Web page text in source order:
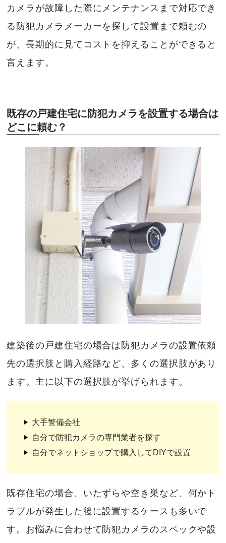
カメラが故障した際にメンテナンスまで対応でき
る防犯カメラメーカーを探して設置まで頼むの
が、長期的に見てコストを抑えることができると
言えます。
既存の戸建住宅に防犯カメラを設置する場合は
どこに頼む？
建築後の戸建住宅の場合は防犯カメラの設置依頼
先の選択肢と購入経路など、多くの選択肢があり
ます。主に以下の選択肢が挙げられます。
大手警備会社
自分で防犯カメラの専門業者を探す
自分でネットショップで購入してDIYで設置
既存住宅の場合、いたずらや空き巣など、何かト
ラブルが発生した後に設置するケースも多いで
す。お悩みに合わせて防犯カメラのスペックや設